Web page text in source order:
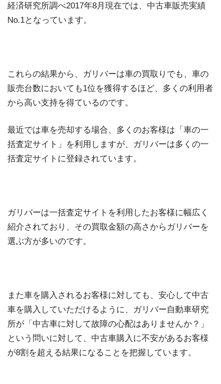
経済研究所調べ2017年8月現在では、中古車販売実績
No.1となっています。
これらの結果から、ガリバーは車の買取りでも、車の
販売台数においても1位を獲得するほど、多くの利用者
から高い支持を得ているのです。
最近では車を売却する場合、多くのお客様は「車の一
括査定サイト」を利用しますが、ガリバーは多くの一
括査定サイトに登録されています。
ガリバーは一括査定サイトを利用したお客様に幅広く
紹介されており、その買取金額の高さからガリバーを
選ぶ方が多いのです。
また車を購入されるお客様に対しても、安心して中古
車を購入していただけるように、ガリバー自動車研究
所が「中古車に対して故障の心配はありませんか？」
という問いに対して、中古車購入に不安があるお客様
が8割を超える結果になることを把握しています。